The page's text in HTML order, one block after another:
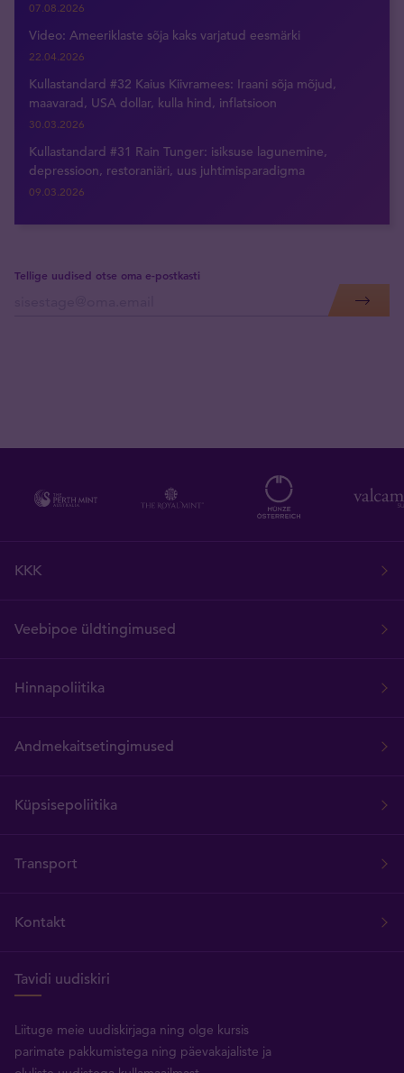
07.08.2026
Video: Ameeriklaste sõja kaks varjatud eesmärki
22.04.2026
Kullastandard #32 Kaius Kiivramees: Iraani sõja mõjud,
maavarad, USA dollar, kulla hind, inflatsioon
30.03.2026
Kullastandard #31 Rain Tunger: isiksuse lagunemine,
depressioon, restoraniäri, uus juhtimisparadigma
09.03.2026
Tellige uudised otse oma e-postkasti
KKK
Veebipoe üldtingimused
Hinnapoliitika
Andmekaitsetingimused
Küpsisepoliitika
Transport
Kontakt
Tavidi uudiskiri
Liituge meie uudiskirjaga ning olge kursis
parimate pakkumistega ning päevakajaliste ja